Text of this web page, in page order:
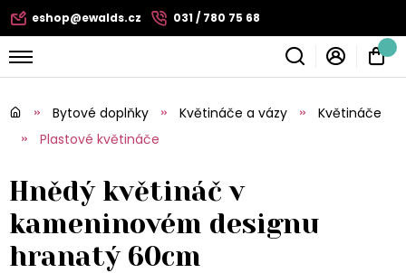
eshop@ewalds.cz 031 / 780 75 68
Bytové doplňky Květináče a vázy
Květináče
Plastové květináče
Hnědý květináč v
kameninovém designu
hranatý 60cm